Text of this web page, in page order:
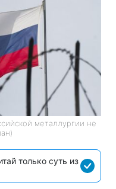
металлургии не
только суть из